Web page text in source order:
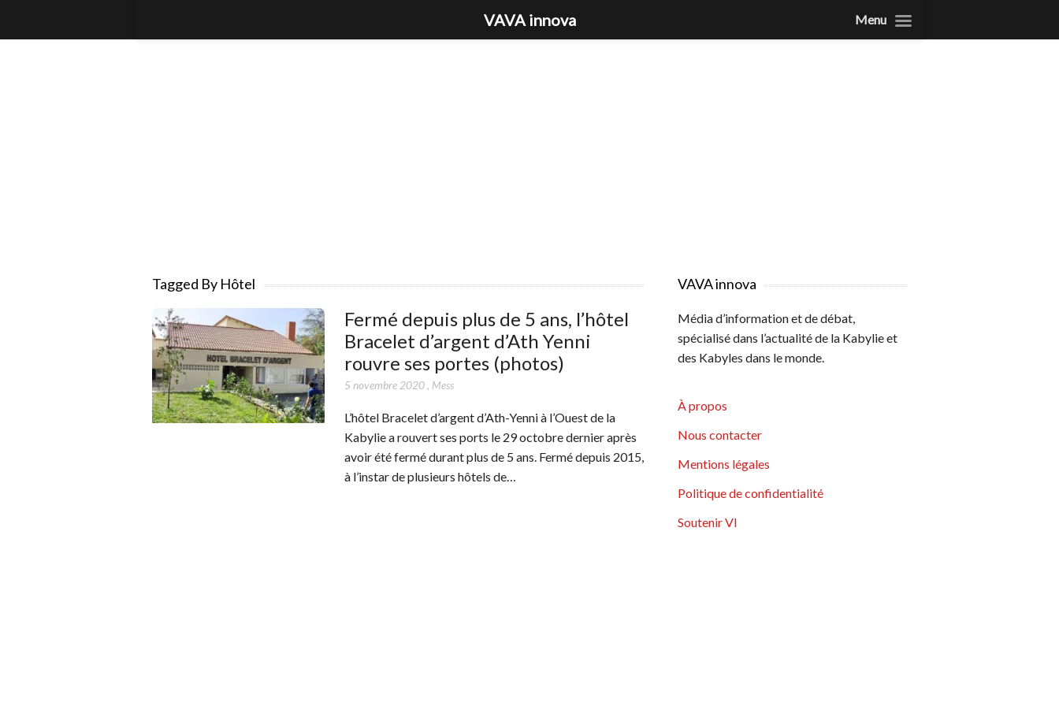
Tagged By Hôtel
Fermé depuis plus de 5 ans, l’hôtel
Bracelet d’argent d’Ath Yenni
rouvre ses portes (photos)
5 novembre 2020, Mess
L’hôtel Bracelet d’argent d’Ath-Yenni à l’Ouest de la
Kabylie a rouvert ses ports le 29 octobre dernier après
avoir été fermé durant plus de 5 ans. Fermé depuis 2015,
à l’instar de plusieurs hôtels de…
VAVA innova
Média d’information et de débat,
spécialisé dans l’actualité de la Kabylie et
des Kabyles dans le monde.
À propos
Nous contacter
Mentions légales
Politique de confidentialité
Soutenir VI
VAVA innova Menu